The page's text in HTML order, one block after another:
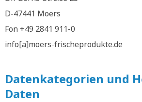
D-47441 Moers
Fon +49 2841 911-0
info[a]moers-frischeprodukte.de
Datenkategorien und
Daten